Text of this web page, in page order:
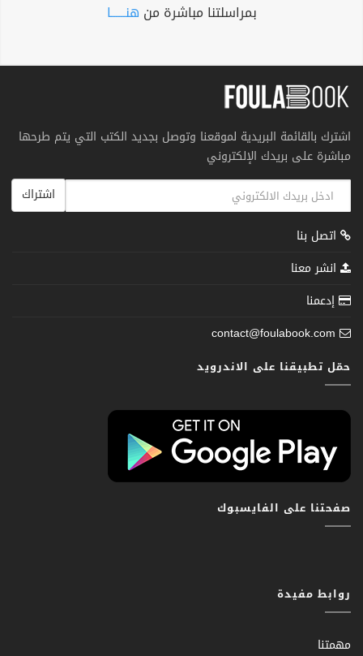
بمراسلتنا مباشرة من هنــــــا
اشترك بالقائمة البريدية لموقعنا وتوصل بجديد الكتب التي يتم طرحها
مباشرة على بريدك الإلكتروني
اشتراك
اتصل بنا
انشر معنا
إدعمنا
contact@foulabook.com
حمّل تطبيقنا على الاندرويد
صفحتنا على الفايسبوك
روابط مفيدة
مهمتنا